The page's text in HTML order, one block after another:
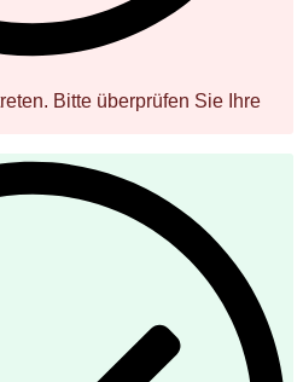
Bitte überprüfen Sie Ihre